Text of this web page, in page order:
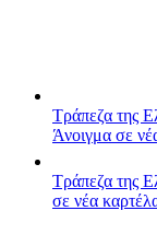
Τράπεζα της
Άνοιγμα σε
Τράπεζα της
σε νέα